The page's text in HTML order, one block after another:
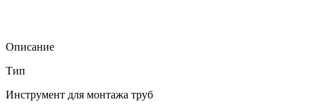
Описание
Тип
Инструмент для монтажа труб